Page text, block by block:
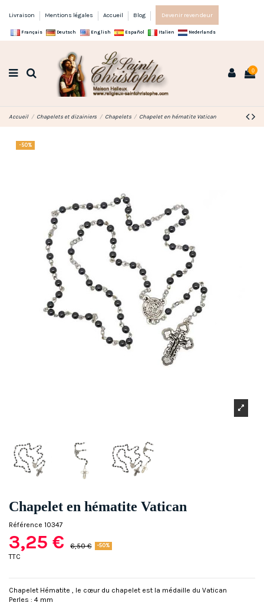
Livraison Mentions légales Accueil Blog Devenir revendeur
Français Deutsch English Español Italien Nederlands
0
Accueil Chapelets et dizainiers Chapelets Chapelet en hématite Vatican
-50%
Chapelet en hématite Vatican
Référence 10347
3,25 € 6,50 € -50%
TTC
Chapelet Hématite , le cœur du chapelet est la médaille du Vatican
Perles : 4 mm